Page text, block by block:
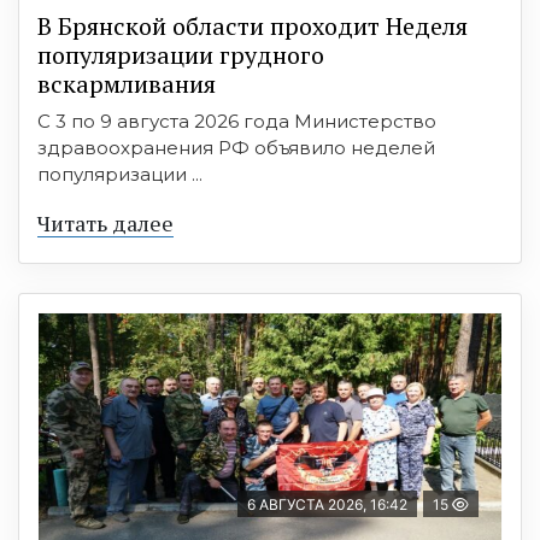
В Брянской области проходит Неделя
популяризации грудного
вскармливания
С 3 по 9 августа 2026 года Министерство
здравоохранения РФ объявило неделей
популяризации ...
Читать далее
6 АВГУСТА 2026, 16:42 15